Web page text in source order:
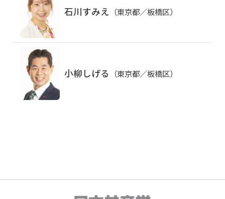
石川すみえ （東京都／板橋区）
小柳しげる （東京都／板橋区）